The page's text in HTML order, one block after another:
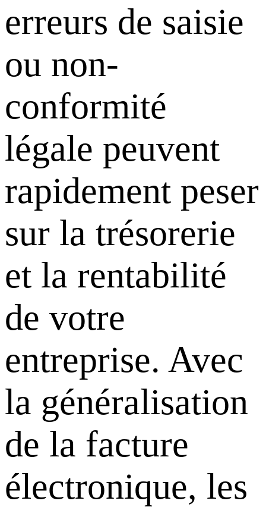
erreurs de saisie
ou non-
conformité
légale peuvent
rapidement peser
sur la trésorerie
et la rentabilité
de votre
entreprise. Avec
la généralisation
de la facture
électronique, les